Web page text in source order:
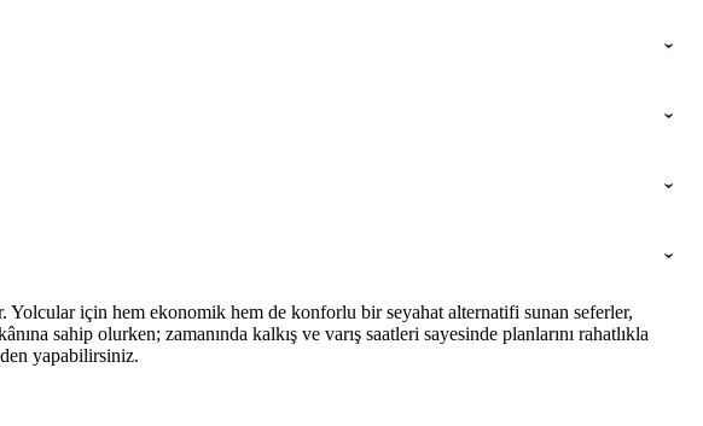
için hem ekonomik hem de konforlu bir seyahat alternatifi sunan seferler,
sahip olurken; zamanında kalkış ve varış saatleri sayesinde planlarını rahatlıkla
yapabilirsiniz.